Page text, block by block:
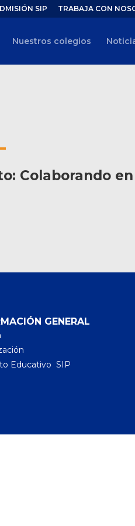
SIP TRABAJA CON
Nuestros colegios
Colaborando en
GENERAL
Educativo SIP